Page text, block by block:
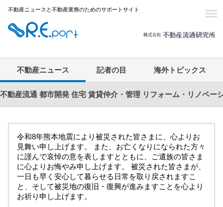
不動産ニュースと不動産業務のためのサポートサイト
不動産ニュース 記者の目 海外トピックス
不動産流通 都市開発 住宅 賃貸仲介・管理 リフォーム・リノベー
令和8年熊本地震により被災された皆さまに、心よりお
見舞い申し上げます。 また、お亡くなりになられた方々
に謹んで哀悼の意を表しますとともに、ご遺族の皆さま
に心よりお悔やみ申し上げます。 被災された皆さまが、
一日も早く安心して暮らせる日常を取り戻されますこ
と、そして被災地の復旧・復興が進みますことを心より
お祈り申し上げます。